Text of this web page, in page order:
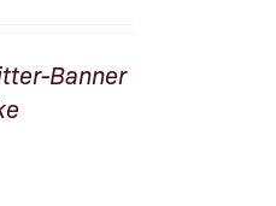
Banner